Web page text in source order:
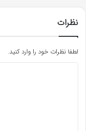
نظرات
لطفا نظرات خود را وارد کنید.